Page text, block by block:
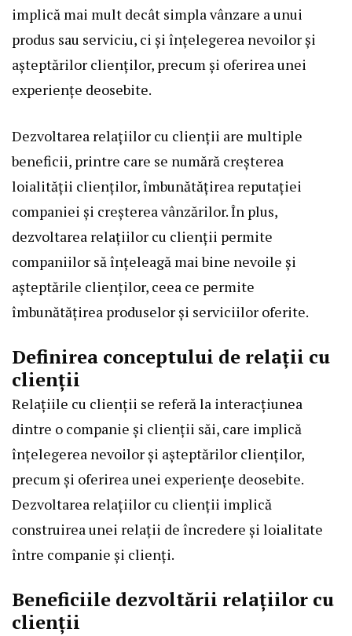
implică mai mult decât simpla vânzare a unui
produs sau serviciu, ci și înțelegerea nevoilor și
așteptărilor clienților, precum și oferirea unei
experiențe deosebite.
Dezvoltarea relațiilor cu clienții are multiple
beneficii, printre care se numără creșterea
loialității clienților, îmbunătățirea reputației
companiei și creșterea vânzărilor. În plus,
dezvoltarea relațiilor cu clienții permite
companiilor să înțeleagă mai bine nevoile și
așteptările clienților, ceea ce permite
îmbunătățirea produselor și serviciilor oferite.
Definirea conceptului de relații cu
clienții
Relațiile cu clienții se referă la interacțiunea
dintre o companie și clienții săi, care implică
înțelegerea nevoilor și așteptărilor clienților,
precum și oferirea unei experiențe deosebite.
Dezvoltarea relațiilor cu clienții implică
construirea unei relații de încredere și loialitate
între companie și clienți.
Beneficiile dezvoltării relațiilor cu
clienții